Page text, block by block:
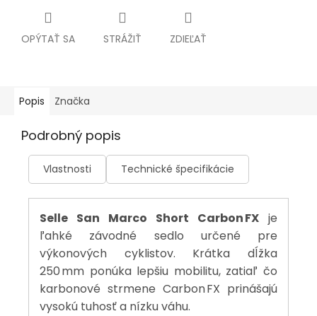
OPÝTAŤ SA STRÁŽIŤ ZDIEĽAŤ
Popis Značka
Podrobný popis
Vlastnosti Technické špecifikácie
Selle San Marco Short Carbon FX je
ľahké závodné sedlo určené pre
výkonových cyklistov. Krátka dĺžka
250 mm ponúka lepšiu mobilitu, zatiaľ čo
karbonové strmene Carbon FX prinášajú
vysokú tuhosť a nízku váhu.